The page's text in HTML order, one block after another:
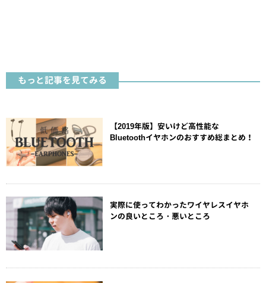
もっと記事を見てみる
【2019年版】安いけど高性能な
Bluetoothイヤホンのおすすめ総まとめ！
実際に使ってわかったワイヤレスイヤホ
ンの良いところ・悪いところ